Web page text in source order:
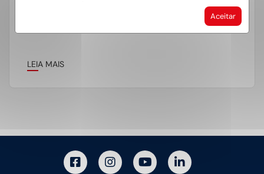
Aceitar
LEIA MAIS